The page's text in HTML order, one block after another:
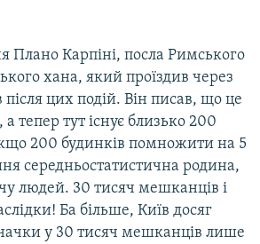
Плано Карпіні, посла Римського
хана, який проїздив через
після цих подій. Він писав, що це
а тепер тут існує близько 200
200 будинків помножити на 5
середньостатистична родина,
людей. 30 тисяч мешканців і
Ба більше, Київ досяг
у 30 тисяч мешканців лише